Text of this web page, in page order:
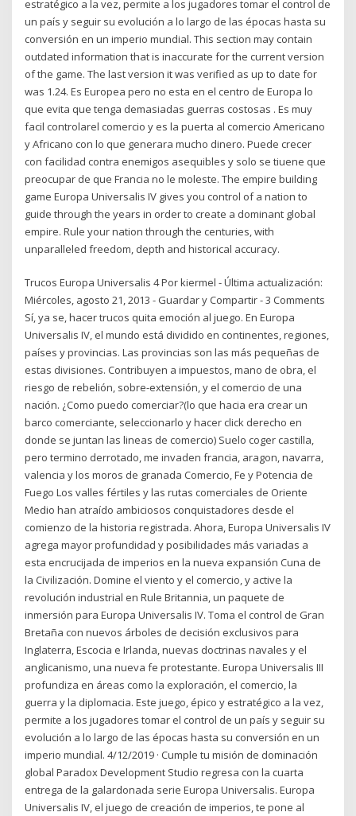
estratégico a la vez, permite a los jugadores tomar el control de
un país y seguir su evolución a lo largo de las épocas hasta su
conversión en un imperio mundial. This section may contain
outdated information that is inaccurate for the current version
of the game. The last version it was verified as up to date for
was 1.24. Es Europea pero no esta en el centro de Europa lo
que evita que tenga demasiadas guerras costosas . Es muy
facil controlarel comercio y es la puerta al comercio Americano
y Africano con lo que generara mucho dinero. Puede crecer
con facilidad contra enemigos asequibles y solo se tiuene que
preocupar de que Francia no le moleste. The empire building
game Europa Universalis IV gives you control of a nation to
guide through the years in order to create a dominant global
empire. Rule your nation through the centuries, with
unparalleled freedom, depth and historical accuracy.
Trucos Europa Universalis 4 Por kiermel - Última actualización:
Miércoles, agosto 21, 2013 - Guardar y Compartir - 3 Comments
Sí, ya se, hacer trucos quita emoción al juego. En Europa
Universalis IV, el mundo está dividido en continentes, regiones,
países y provincias. Las provincias son las más pequeñas de
estas divisiones. Contribuyen a impuestos, mano de obra, el
riesgo de rebelión, sobre-extensión, y el comercio de una
nación. ¿Como puedo comerciar?(lo que hacia era crear un
barco comerciante, seleccionarlo y hacer click derecho en
donde se juntan las lineas de comercio) Suelo coger castilla,
pero termino derrotado, me invaden francia, aragon, navarra,
valencia y los moros de granada Comercio, Fe y Potencia de
Fuego Los valles fértiles y las rutas comerciales de Oriente
Medio han atraído ambiciosos conquistadores desde el
comienzo de la historia registrada. Ahora, Europa Universalis IV
agrega mayor profundidad y posibilidades más variadas a
esta encrucijada de imperios en la nueva expansión Cuna de
la Civilización. Domine el viento y el comercio, y active la
revolución industrial en Rule Britannia, un paquete de
inmersión para Europa Universalis IV. Toma el control de Gran
Bretaña con nuevos árboles de decisión exclusivos para
Inglaterra, Escocia e Irlanda, nuevas doctrinas navales y el
anglicanismo, una nueva fe protestante. Europa Universalis III
profundiza en áreas como la exploración, el comercio, la
guerra y la diplomacia. Este juego, épico y estratégico a la vez,
permite a los jugadores tomar el control de un país y seguir su
evolución a lo largo de las épocas hasta su conversión en un
imperio mundial. 4/12/2019 · Cumple tu misión de dominación
global Paradox Development Studio regresa con la cuarta
entrega de la galardonada serie Europa Universalis. Europa
Universalis IV, el juego de creación de imperios, te pone al